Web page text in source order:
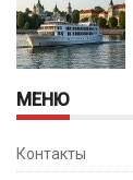
МЕНЮ
Контакты